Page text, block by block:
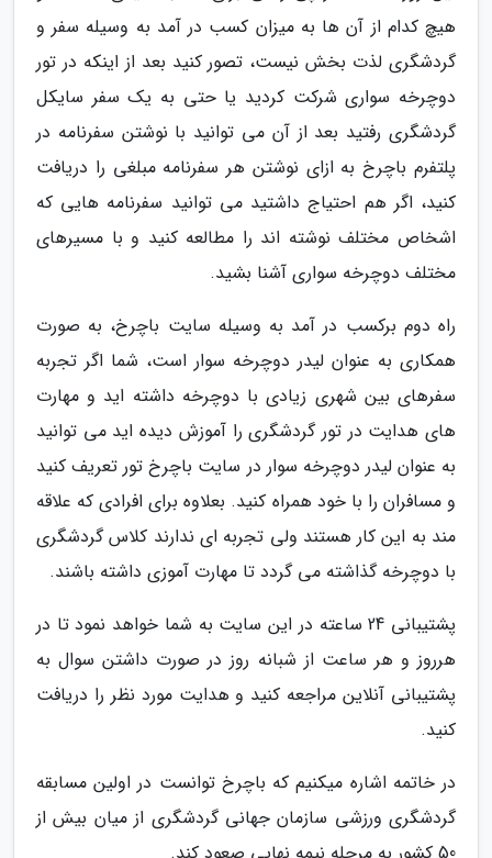
هیچ کدام از آن ها به میزان کسب در آمد به وسیله سفر و
گردشگری لذت بخش نیست، تصور کنید بعد از اینکه در تور
دوچرخه سواری شرکت کردید یا حتی به یک سفر سایکل
گردشگری رفتید بعد از آن می توانید با نوشتن سفرنامه در
پلتفرم باچرخ به ازای نوشتن هر سفرنامه مبلغی را دریافت
کنید، اگر هم احتیاج داشتید می توانید سفرنامه هایی که
اشخاص مختلف نوشته اند را مطالعه کنید و با مسیرهای
مختلف دوچرخه سواری آشنا بشید.
راه دوم برکسب در آمد به وسیله سایت باچرخ، به صورت
همکاری به عنوان لیدر دوچرخه سوار است، شما اگر تجربه
سفرهای بین شهری زیادی با دوچرخه داشته اید و مهارت
های هدایت در تور گردشگری را آموزش دیده اید می توانید
به عنوان لیدر دوچرخه سوار در سایت باچرخ تور تعریف کنید
و مسافران را با خود همراه کنید. بعلاوه برای افرادی که علاقه
مند به این کار هستند ولی تجربه ای ندارند کلاس گردشگری
با دوچرخه گذاشته می گردد تا مهارت آموزی داشته باشند.
پشتیبانی 24 ساعته در این سایت به شما خواهد نمود تا در
هرروز و هر ساعت از شبانه روز در صورت داشتن سوال به
پشتیبانی آنلاین مراجعه کنید و هدایت مورد نظر را دریافت
کنید.
در خاتمه اشاره میکنیم که باچرخ توانست در اولین مسابقه
گردشگری ورزشی سازمان جهانی گردشگری از میان بیش از